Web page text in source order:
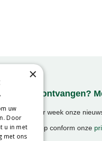
ontvangen?
1x per week onze
gegevens op conform onze
×
uw
Door
u in met
met ons